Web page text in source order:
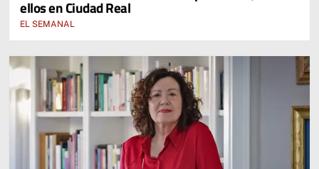
ellos en Ciudad Real
EL SEMANAL